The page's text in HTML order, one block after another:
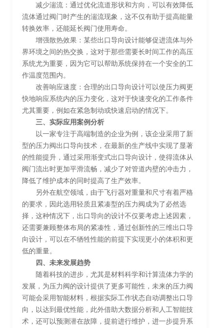
减少湍流：通过优化流道形状和方向，可以有效降低
流体通过阀门时产生的湍流现象，这不仅有助于提高能量
转换效率，还能延长阀门使用寿命。
增强散热效果：某些出口导向设计能够促进流体与外
界环境之间的热交换，这对于那些需要长时间工作的高压
系统尤为重要，因为它可以帮助系统保持在一个安全的工
作温度范围内。
改善响应速度：合理的出口导向设计可以使压力阀更
快地响应系统内的压力变化，这对于快速变化的工作条件
尤其重要，例如在紧急制动或快速启动的情况下。
三、实际应用案例分析
以一家专注于高端制造的企业为例，该企业采用了新
型的压力阀出口导向技术，在最新的生产线中实现了显著
的性能提升，通过采用渐变式出口导向设计，使得流体从
阀门流出时更加平滑流畅，减少了对管道内壁的冲击力，
降低了维护成本的同时提高了生产效率。
另外在航空领域，由于飞行器对重量和尺寸有着严格
的要求，因此选用轻质且紧凑型的压力阀成为了必然选
择，这种情况下，出口导向的设计不仅要考虑上述因素，
还需要兼顾整体布局的紧凑性，通过创新性的三维出口导
向设计，可以在不牺牲性能的前提下实现更小的体积和更
低的重量。
四、未来发展趋势
随着科技的进步，尤其是材料科学和计算流体力学的
发展，为压力阀的设计提供了更多可能性，未来的压力阀
可能会采用智能材料，根据实际工作状态自动调整出口导
向，以达到最优性能，此外借助大数据分析和人工智能技
术，还可以预测潜在故障，提前进行维护，进一步提升系